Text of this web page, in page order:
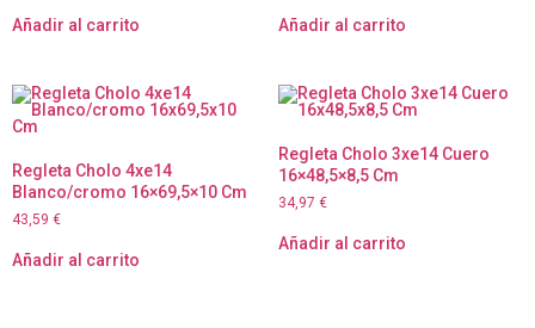
Añadir al carrito Añadir al carrito
Regleta Cholo 4xe14
Blanco/cromo 16×69,5×10 Cm
43,59 €
Añadir al carrito
Regleta Cholo 3xe14 Cuero
16×48,5×8,5 Cm
34,97 €
Añadir al carrito